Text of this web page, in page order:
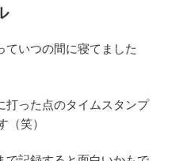
ていつの間に寝てました
打った点のタイムスタンプ
（笑）